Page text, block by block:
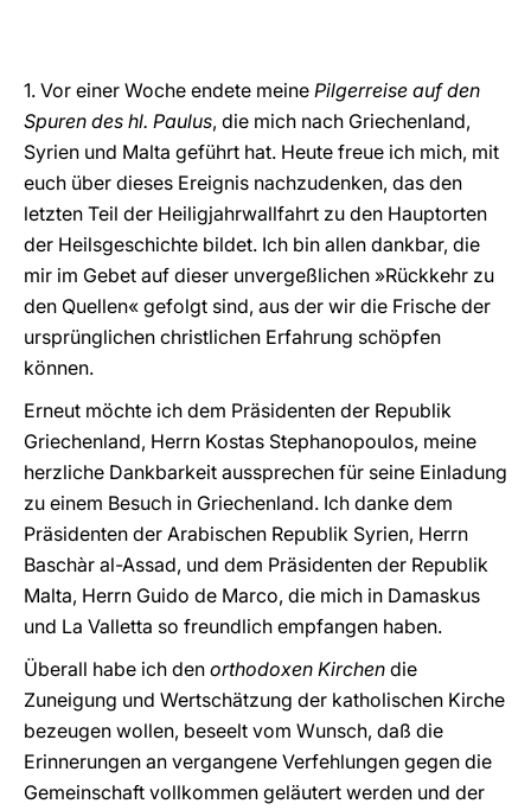
1. Vor einer Woche endete meine Pilgerreise auf den
Spuren des hl. Paulus, die mich nach Griechenland,
Syrien und Malta geführt hat. Heute freue ich mich, mit
euch über dieses Ereignis nachzudenken, das den
letzten Teil der Heiligjahrwallfahrt zu den Hauptorten
der Heilsgeschichte bildet. Ich bin allen dankbar, die
mir im Gebet auf dieser unvergeßlichen »Rückkehr zu
den Quellen« gefolgt sind, aus der wir die Frische der
ursprünglichen christlichen Erfahrung schöpfen
können.
Erneut möchte ich dem Präsidenten der Republik
Griechenland, Herrn Kostas Stephanopoulos, meine
herzliche Dankbarkeit aussprechen für seine Einladung
zu einem Besuch in Griechenland. Ich danke dem
Präsidenten der Arabischen Republik Syrien, Herrn
Baschàr al-Assad, und dem Präsidenten der Republik
Malta, Herrn Guido de Marco, die mich in Damaskus
und La Valletta so freundlich empfangen haben.
Überall habe ich den orthodoxen Kirchen die
Zuneigung und Wertschätzung der katholischen Kirche
bezeugen wollen, beseelt vom Wunsch, daß die
Erinnerungen an vergangene Verfehlungen gegen die
Gemeinschaft vollkommen geläutert werden und der